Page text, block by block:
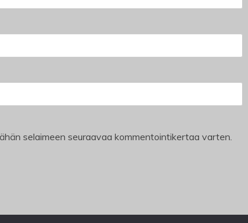
selaimeen seuraavaa kommentointikertaa varten.